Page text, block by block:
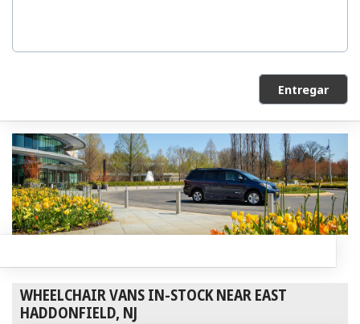
Entregar
WHEELCHAIR VANS IN-STOCK NEAR EAST
HADDONFIELD, NJ